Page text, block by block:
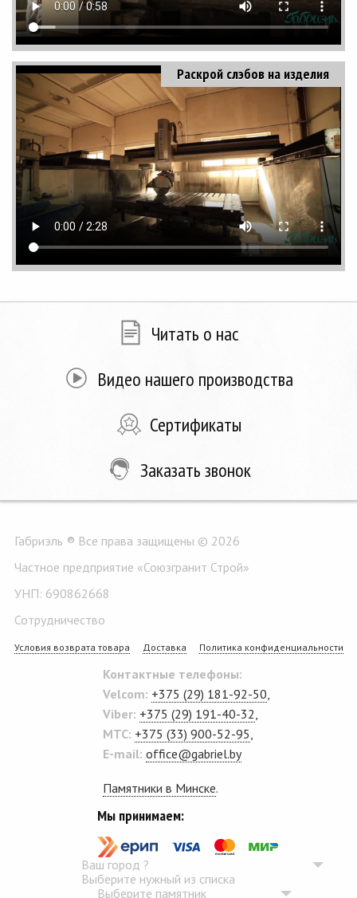
Раскрой слэбов на изделия
Читать о нас
Видео нашего производства
Сертификаты
Заказать звонок
Габриэль ® Все права защищены © 2026
Частное предприятие «Союзгранит Строй»
УНП: 690862668
Сотрудничество
Условия возврата товара Доставка Политика конфиденциальности
Контактные телефоны:
Velcom: +375 (29) 181-92-50
Viber: +375 (29) 191-40-32
MTC: +375 (33) 900-52-95
E-mail: office@gabriel.by
Памятники в Минске.
Мы принимаем:
Ваш город ?
Выберите нужный из списка
Выберите памятник